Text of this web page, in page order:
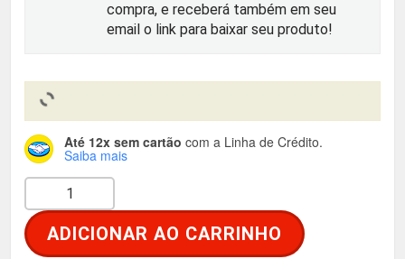
i
n
l
u
é
R
compra, e receberá também em seu
email o link para baixar seu produto!
Até 12x sem cartão com a Linha de Crédito.
Saiba mais
a
s
ADICIONAR AO CARRINHO